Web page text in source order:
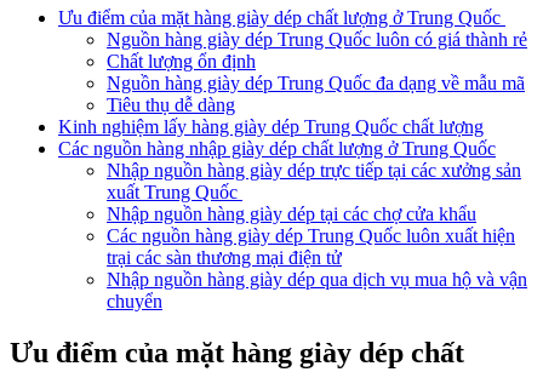
Ưu điểm của mặt hàng giày dép chất lượng ở Trung Quốc
Nguồn hàng giày dép Trung Quốc luôn có giá thành rẻ
Chất lượng ổn định
Nguồn hàng giày dép Trung Quốc đa dạng về mẫu mã
Tiêu thụ dễ dàng
Kinh nghiệm lấy hàng giày dép Trung Quốc chất lượng
Các nguồn hàng nhập giày dép chất lượng ở Trung Quốc
Nhập nguồn hàng giày dép trực tiếp tại các xưởng sản
xuất Trung Quốc
Nhập nguồn hàng giày dép tại các chợ cửa khẩu
Các nguồn hàng giày dép Trung Quốc luôn xuất hiện
trại các sàn thương mại điện tử
Nhập nguồn hàng giày dép qua dịch vụ mua hộ và vận
chuyển
Ưu điểm của mặt hàng giày dép chất